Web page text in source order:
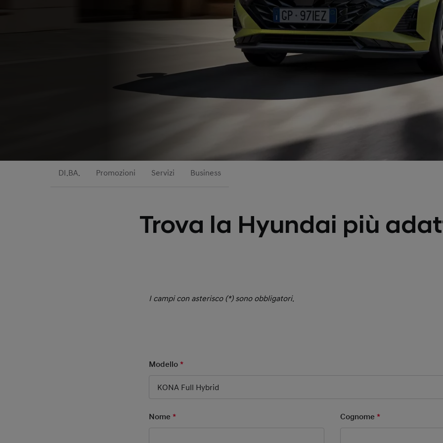
DI.BA. Promozioni Servizi Business
Trova la Hyundai più
I campi con asterisco (*) sono obbligatori.
Modello*
KONA Full Hybrid
Nome* Cognome*